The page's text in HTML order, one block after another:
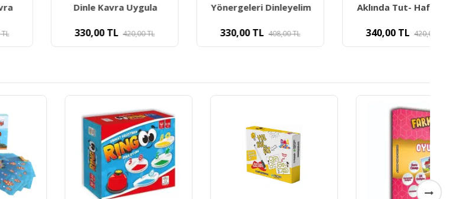
Dinle Kavra Uygula
TL 420,00 TL
Yönergeleri Dinleyelim
TL 408,00 TL
Aklında Tut- Hafıza Ve
TL 420,00 TL